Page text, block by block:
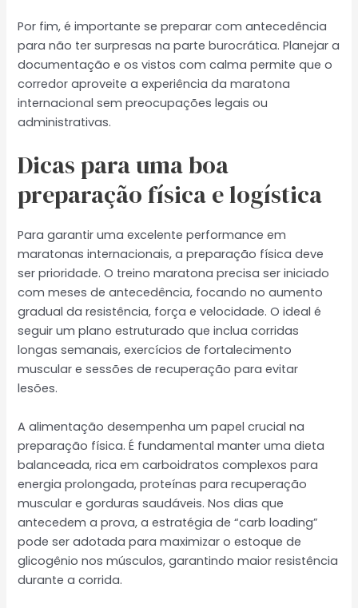
Por fim, é importante se preparar com antecedência
para não ter surpresas na parte burocrática. Planejar a
documentação e os vistos com calma permite que o
corredor aproveite a experiência da maratona
internacional sem preocupações legais ou
administrativas.
Dicas para uma boa
preparação física e logística
Para garantir uma excelente performance em
maratonas internacionais, a preparação física deve
ser prioridade. O treino maratona precisa ser iniciado
com meses de antecedência, focando no aumento
gradual da resistência, força e velocidade. O ideal é
seguir um plano estruturado que inclua corridas
longas semanais, exercícios de fortalecimento
muscular e sessões de recuperação para evitar
lesões.
A alimentação desempenha um papel crucial na
preparação física. É fundamental manter uma dieta
balanceada, rica em carboidratos complexos para
energia prolongada, proteínas para recuperação
muscular e gorduras saudáveis. Nos dias que
antecedem a prova, a estratégia de “carb loading”
pode ser adotada para maximizar o estoque de
glicogênio nos músculos, garantindo maior resistência
durante a corrida.